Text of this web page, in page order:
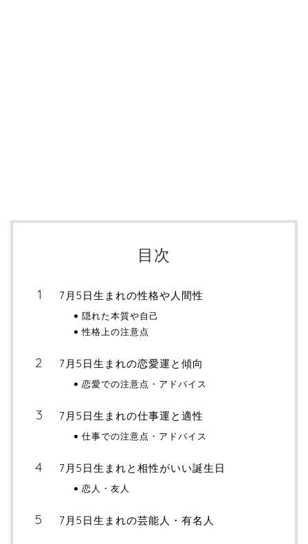
目次
7月5日生まれの性格や人間性
隠れた本質や自己
性格上の注意点
7月5日生まれの恋愛運と傾向
恋愛での注意点・アドバイス
7月5日生まれの仕事運と適性
仕事での注意点・アドバイス
7月5日生まれと相性がいい誕生日
恋人・友人
7月5日生まれの芸能人・有名人